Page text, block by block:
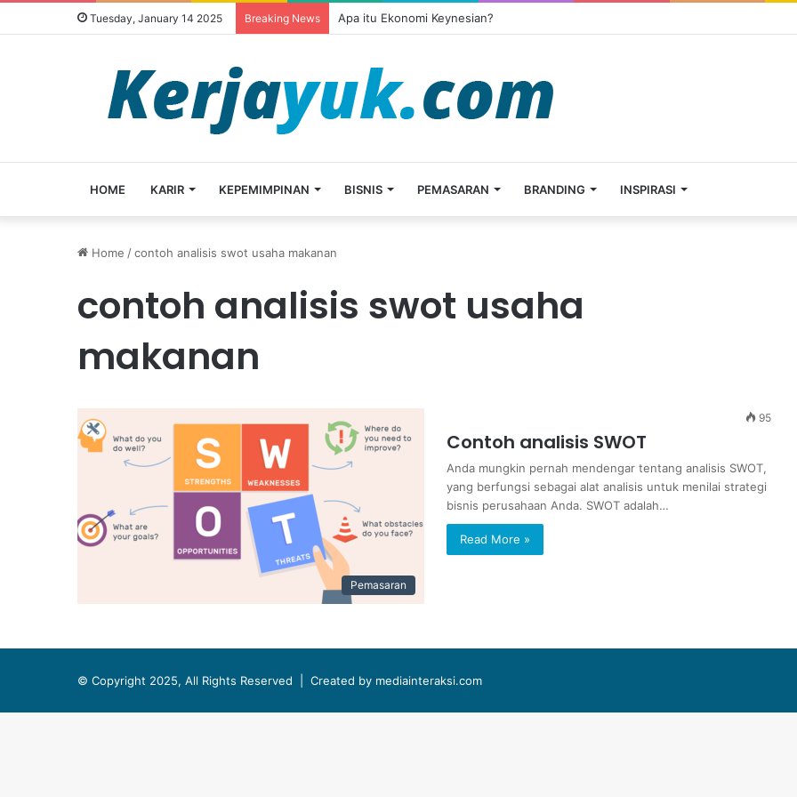
Tuesday, January 14 2025 Breaking News Apa itu Ekonomi Keynesian?
HOME KARIR KEPEMIMPINAN BISNIS PEMASARAN BRANDING INSPIRASI
Home /contoh analisis swot usaha makanan
contoh analisis swot usaha
makanan
Pemasaran
95
Contoh analisis SWOT
Anda mungkin pernah mendengar tentang analisis SWOT,
yang berfungsi sebagai alat analisis untuk menilai strategi
bisnis perusahaan Anda. SWOT adalah…
Read More »
© Copyright 2025, All Rights Reserved | Created by mediainteraksi.com